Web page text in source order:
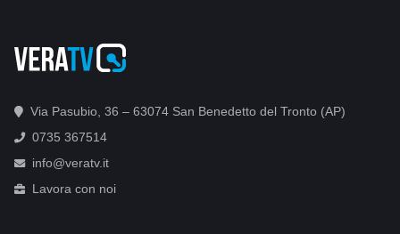
Via Pasubio, 36 – 63074 San Benedetto del Tronto (AP)
0735 367514
info@veratv.it
Lavora con noi